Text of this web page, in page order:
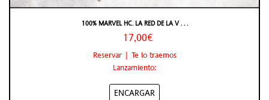
100% MARVEL HC. LA RED DE LA V . . .
17,00€
Reservar | Te lo traemos
Lanzamiento:
ENCARGAR